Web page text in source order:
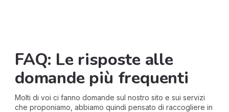
FAQ: Le risposte alle
domande più frequenti
Molti di voi ci fanno domande sul nostro sito e sui servizi
che proponiamo, abbiamo quindi pensato di raccogliere in